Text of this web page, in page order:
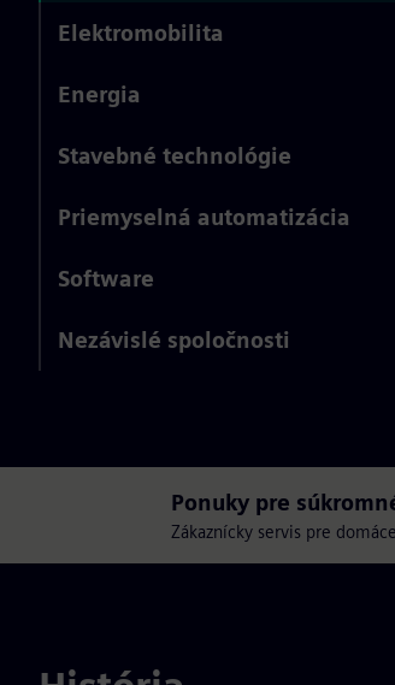
Elektromobilita
Energia
Stavebné technológie
Priemyselná automatizácia
Software
Nezávislé spoločnosti
Ponuky pre
Zákaznícky servis pre